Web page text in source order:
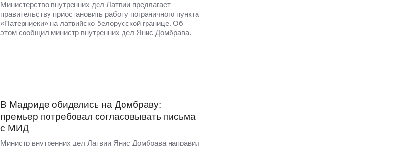
Министерство внутренних дел Латвии предлагает
правительству приостановить работу пограничного пункта
«Патерниеки» на латвийско-белорусской границе. Об
этом сообщил министр внутренних дел Янис Домбрава.
В Мадриде обиделись на Домбраву:
премьер потребовал согласовывать письма
с МИД
Министр внутренних дел Латвии Янис Домбрава направил